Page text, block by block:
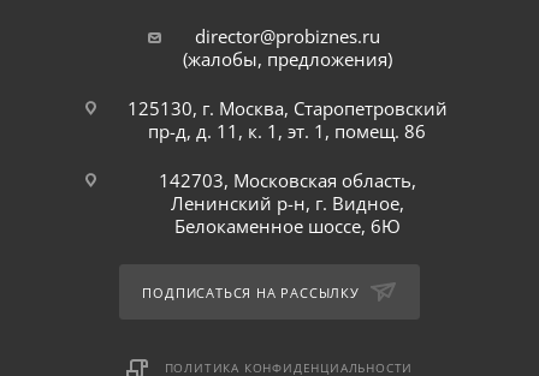
director@probiznes.ru
(жалобы, предложения)
125130, г. Москва, Старопетровский
пр-д, д. 11, к. 1, эт. 1, помещ. 86
142703, Московская область,
Ленинский р-н, г. Видное,
Белокаменное шоссе, 6Ю
ПОДПИСАТЬСЯ НА РАССЫЛКУ
ПОЛИТИКА КОНФИДЕНЦИАЛЬНОСТИ